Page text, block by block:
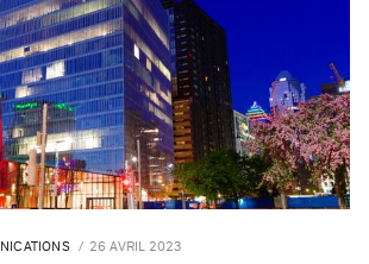
26 AVRIL 2023